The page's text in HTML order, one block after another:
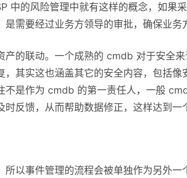
中的风险管理中就有这样的概念，如果
需要经过业务方领导的审批，确保业务
产的联动。一个成熟的 cmdb 对于安全
，其实这也涵盖其它的安全内容，包括
不是作为 cmdb 的第一责任人，一般
反馈，从而帮助数据修正，这样达到一
以事件管理的流程会被单独作为另外